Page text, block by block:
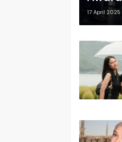
17 April 2025